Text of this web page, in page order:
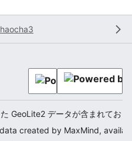
GeoLite2 データが含まれてお
created by MaxMind,